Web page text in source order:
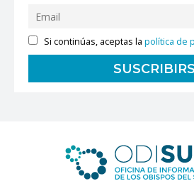
Si continúas, aceptas lapolítica de